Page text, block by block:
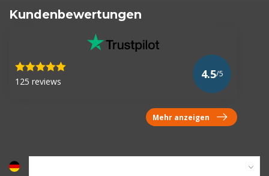
Kundenbewertungen
125 reviews
4.5/5
Mehr anzeigen